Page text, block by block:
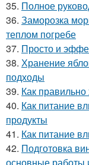
35. Полное
36. Заморозка
теплом погребе
37. Просто и
38. Хранение
подходы
39. Как
40. Как питание
продукты
41. Как питание
42. Подготовка
основные работы